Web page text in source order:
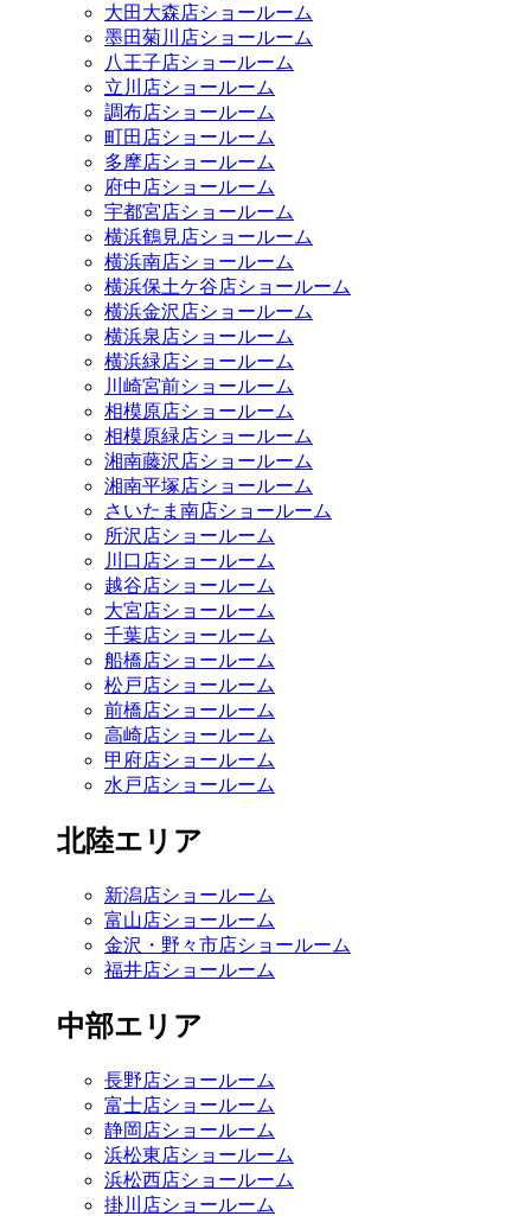
大田大森店ショールーム
墨田菊川店ショールーム
八王子店ショールーム
立川店ショールーム
調布店ショールーム
町田店ショールーム
多摩店ショールーム
府中店ショールーム
宇都宮店ショールーム
横浜鶴見店ショールーム
横浜南店ショールーム
横浜保土ケ谷店ショールーム
横浜金沢店ショールーム
横浜泉店ショールーム
横浜緑店ショールーム
川崎宮前ショールーム
相模原店ショールーム
相模原緑店ショールーム
湘南藤沢店ショールーム
湘南平塚店ショールーム
さいたま南店ショールーム
所沢店ショールーム
川口店ショールーム
越谷店ショールーム
大宮店ショールーム
千葉店ショールーム
船橋店ショールーム
松戸店ショールーム
前橋店ショールーム
高崎店ショールーム
甲府店ショールーム
水戸店ショールーム
北陸エリア
新潟店ショールーム
富山店ショールーム
金沢・野々市店ショールーム
福井店ショールーム
中部エリア
長野店ショールーム
富士店ショールーム
静岡店ショールーム
浜松東店ショールーム
浜松西店ショールーム
掛川店ショールーム